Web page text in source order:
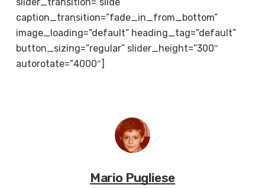
caption_transition=”fade_in_from_bottom”
image_loading=”default” heading_tag=”default”
button_sizing=”regular” slider_height=”300″
autorotate=”4000″]
Mario Pugliese